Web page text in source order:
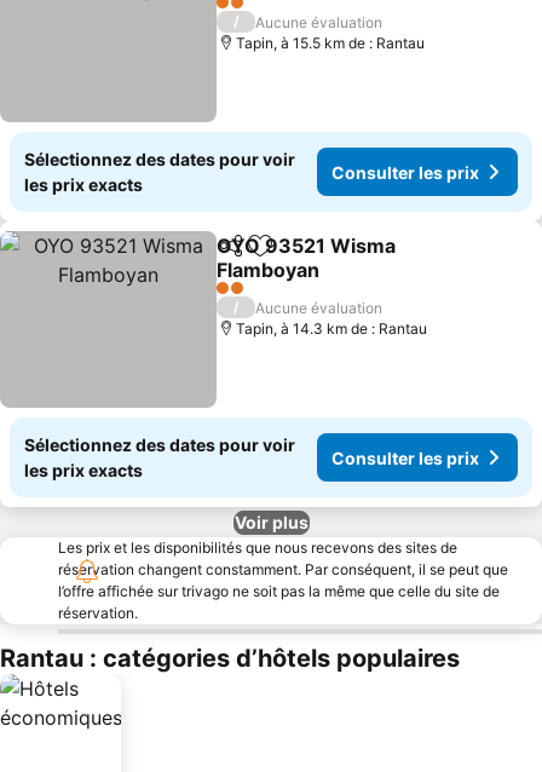
2 Étoiles
/
Aucune évaluation
Tapin, à 15.5 km de : Rantau
Sélectionnez des dates pour voir
les prix exacts
Consulter les prix
PartagerAjouter à mes favoris
OYO 93521 Wisma
Flamboyan
2 Étoiles
/
Aucune évaluation
Tapin, à 14.3 km de : Rantau
Sélectionnez des dates pour voir
les prix exacts
Consulter les prix
Voir plus
Les prix et les disponibilités que nous recevons des sites de
réservation changent constamment. Par conséquent, il se peut que
l’offre affichée sur trivago ne soit pas la même que celle du site de
réservation.
Rantau : catégories d’hôtels populaires